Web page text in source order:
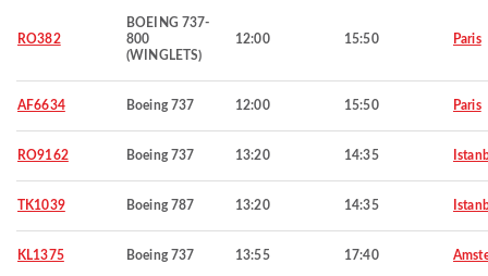
RO382
BOEING 737-
800
(WINGLETS)
12:00 15:50 Paris
AF6634 Boeing 737 12:00 15:50 Paris
RO9162 Boeing 737 13:20 14:35
TK1039 Boeing 787 13:20 14:35
KL1375 Boeing 737 13:55 17:40